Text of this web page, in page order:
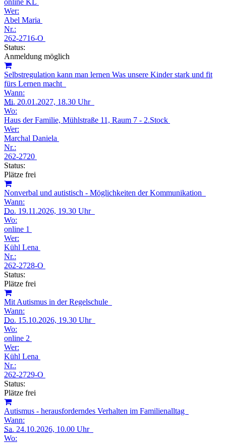
Wer:
Abel Maria
Nr.:
262-2716-O
Status:
Anmeldung möglich
Selbstregulation kann man lernen Was unsere Kinder stark und fit
fürs Lernen macht
Wann:
Mi. 20.01.2027, 18.30 Uhr
Wo:
Haus der Familie, Mühlstraße 11, Raum 7 - 2.Stock
Wer:
Marchal Daniela
Nr.:
262-2720
Status:
Plätze frei
Nonverbal und autistisch - Möglichkeiten der Kommunikation
Wann:
Do. 19.11.2026, 19.30 Uhr
Wo:
online 1
Wer:
Kühl Lena
Nr.:
262-2728-O
Status:
Plätze frei
Mit Autismus in der Regelschule
Wann:
Do. 15.10.2026, 19.30 Uhr
Wo:
online 2
Wer:
Kühl Lena
Nr.:
262-2729-O
Status:
Plätze frei
Autismus - herausforderndes Verhalten im Familienalltag
Wann:
Sa. 24.10.2026, 10.00 Uhr
Wo: